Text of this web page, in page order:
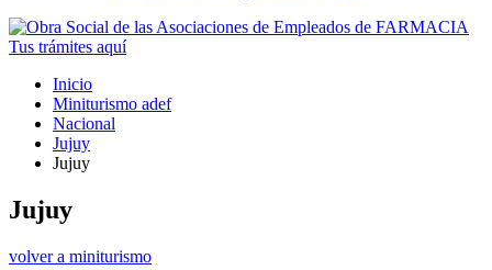
Tus trámites aquí
Inicio
Miniturismo adef
Nacional
Jujuy
Jujuy
Jujuy
volver a miniturismo